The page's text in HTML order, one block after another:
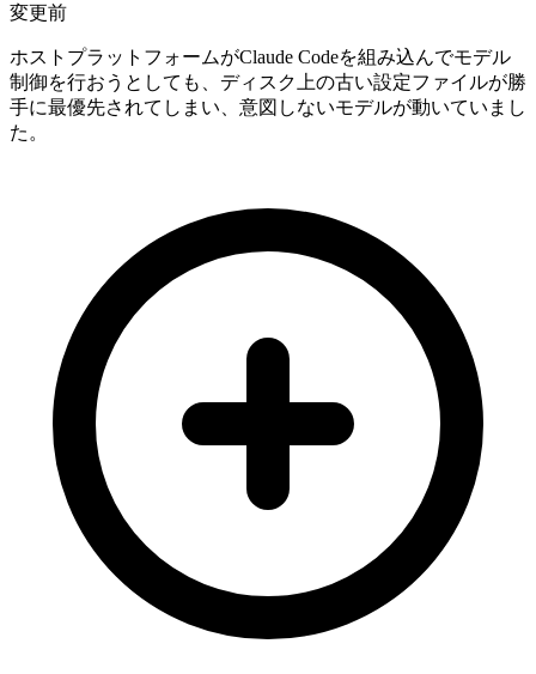
変更前
ホストプラットフォームがClaude Codeを組み込んでモデル
制御を行おうとしても、ディスク上の古い設定ファイルが勝
手に最優先されてしまい、意図しないモデルが動いていまし
た。